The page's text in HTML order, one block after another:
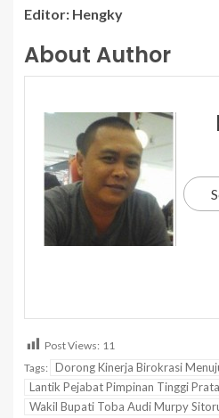
Editor: Hengky
About Author
Post Views: 11
Tags: Dorong Kinerja Birokrasi
Lantik Pejabat Pimpinan Tinggi
Wakil Bupati Toba Audi Murpy